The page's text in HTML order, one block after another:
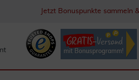
Jetzt Bonuspunkte sammeln